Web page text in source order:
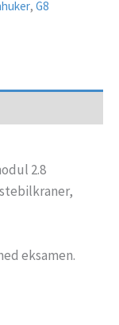
, G8
2.8
eksamen.